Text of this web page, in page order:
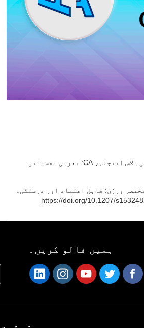
ہوپر، ایچ ای (1983)۔ ہوپر ویژول آرگنائزیشن ٹیسٹ دستی۔ لاس اینجلس، CA: مغربی نفسیاتی
ایک مختصر ورژن: قابل اعتماد اور درستگی۔
ہمیں فالو کریں۔